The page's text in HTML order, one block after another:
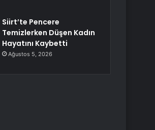
Siirt’te Pencere
Temizlerken Düşen Kadın
Hayatını Kaybetti
Ağustos 5, 2026